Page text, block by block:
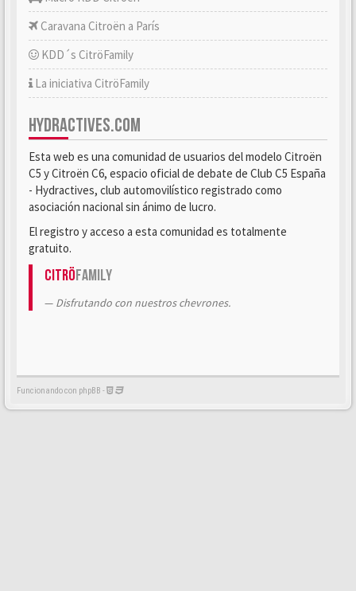
Caravana Citroën a París
KDD´s CitröFamily
La iniciativa CitröFamily
HYDRACTIVES.COM
Esta web es una comunidad de usuarios del modelo Citroën
C5 y Citroën C6, espacio oficial de debate de Club C5 España
- Hydractives, club automovilístico registrado como
asociación nacional sin ánimo de lucro.
El registro y acceso a esta comunidad es totalmente
gratuito.
CitröFamily
Disfrutando con nuestros chevrones.
Funcionando con phpBB -